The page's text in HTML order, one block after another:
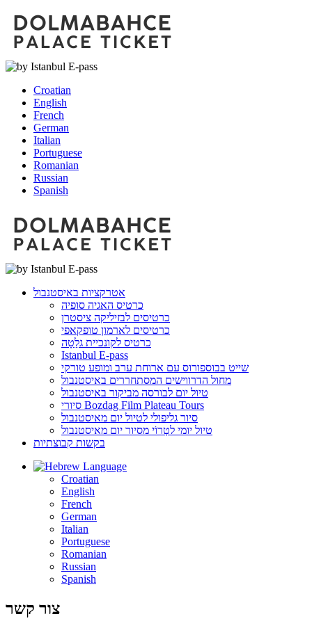
Croatian
English
French
German
Italian
Portuguese
Romanian
Russian
Spanish
אטרקציות באיסטנבול
כרטיס האגיה סופיה
כרטיסים לבזיליקה ציסטרן
כרטיסים לארמון טופקאפי
כרטיס לקונכיית גלַטָה
Istanbul E-pass
שייט בבוספורוס עם ארוחת ערב ומופע טורקי
מחול הדרווישים המסתחררים באיסטנבול
טיול יום לבורסה מביקור באיסטנבול
סיורי Bozdag Film Plateau Tours
סיור גליפולי לטיול יום מאיסטנבול
טיול יומי לטְרוֹי מסיור יום מאיסטנבול
בקשות קבוצתיות
Language
Croatian
English
French
German
Italian
Portuguese
Romanian
Russian
Spanish
צור קשר